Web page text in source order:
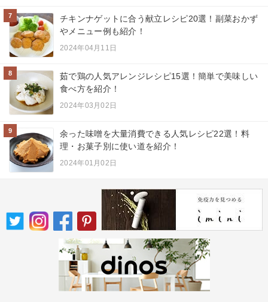
7
チキンナゲットに合う献立レシピ20選！副菜おかず
やメニュー例も紹介！
2024年04月11日
8
茹で鶏の人気アレンジレシピ15選！簡単で美味しい
食べ方を紹介！
2024年03月02日
9
余った味噌を大量消費できる人気レシピ22選！料
理・お菓子別に使い道を紹介！
2024年01月02日